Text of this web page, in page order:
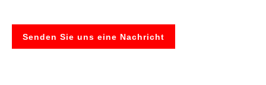
Senden Sie uns eine Nachricht